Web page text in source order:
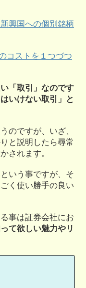
興国への個別銘柄
コストを１つづつ
「取引」なのです
いけない取引」と
のですが、いざ、
と説明したら尋常
されます。
いう事ですが、そ
く使い勝手の良い
事は証券会社にお
て欲しい魅力やリ